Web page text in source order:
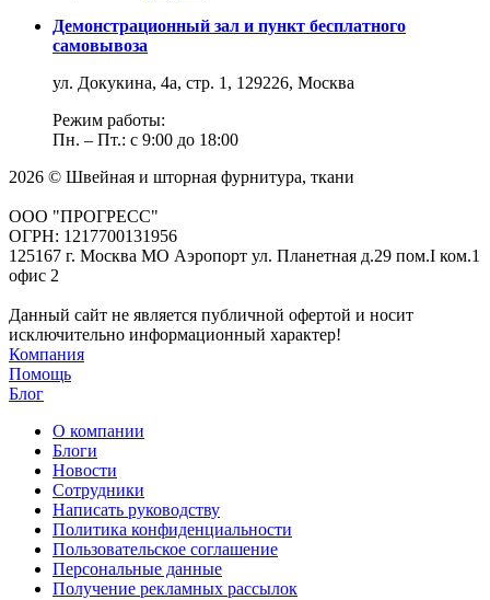
Демонстрационный зал и пункт бесплатного
самовывоза
ул. Докукина, 4а, стр. 1, 129226, Москва
Режим работы:
Пн. – Пт.: с 9:00 до 18:00
2026 © Швейная и шторная фурнитура, ткани
ООО "ПРОГРЕСС"
ОГРН: 1217700131956
125167 г. Москва МО Аэропорт ул. Планетная д.29 пом.I ком.1
офис 2
Данный сайт не является публичной офертой и носит
исключительно информационный характер!
Компания
Помощь
Блог
О компании
Блоги
Новости
Сотрудники
Написать руководству
Политика конфиденциальности
Пользовательское соглашение
Персональные данные
Получение рекламных рассылок